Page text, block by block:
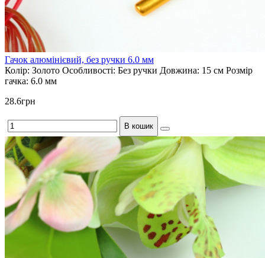
Гачок алюмінієвий, без ручки 6.0 мм
Колір: Золото Особливості: Без ручки Довжина: 15 см Розмір
гачка: 6.0 мм
28.6грн
В кошик